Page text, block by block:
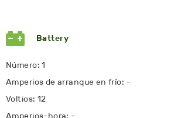
Battery
Número: 1
Amperios de arranque en frío: -
Voltios: 12
Amperios-hora: -